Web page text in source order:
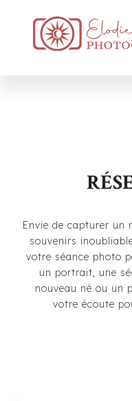
Envie de capturer un
souvenirs
votre séance photo
un portrait, une
nouveau né ou un
votre écoute